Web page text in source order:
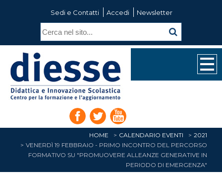
Sedi e Contatti Accedi Newsletter
HOME CALENDARIO EVENTI
2021
VENERDÌ 19 FEBBRAIO - PRIMO INCONTRO DEL PERCORSO
FORMATIVO SU "PROMUOVERE ALLEANZE GENERATIVE IN
PERIODO DI EMERGENZA"